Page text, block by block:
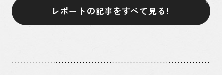
レポートの記事をすべて見る！